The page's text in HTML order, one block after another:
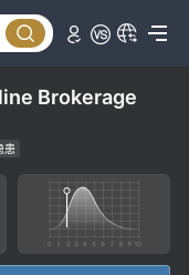
Brokerage
患